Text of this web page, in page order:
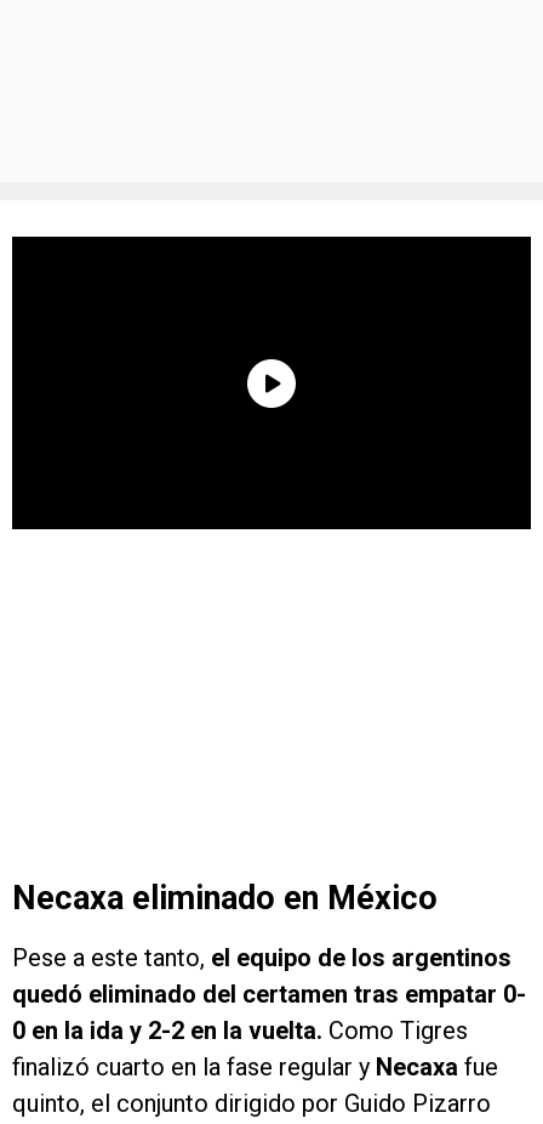
Necaxa eliminado en México
Pese a este tanto, el equipo de los argentinos
quedó eliminado del certamen tras empatar 0-
0 en la ida y 2-2 en la vuelta. Como Tigres
finalizó cuarto en la fase regular y Necaxa fue
quinto, el conjunto dirigido por Guido Pizarro